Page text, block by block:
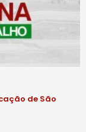
de São